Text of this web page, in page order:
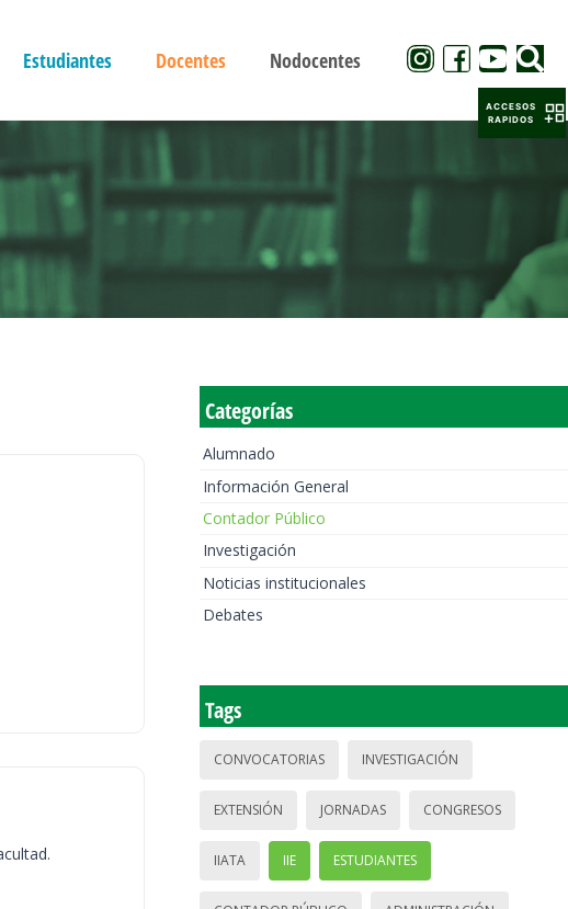
Estudiantes Docentes Nodocentes
Categorías
Alumnado
Información General
Contador Público
Investigación
Noticias institucionales
Debates
Tags
CONVOCATORIAS INVESTIGACIÓN
EXTENSIÓN JORNADAS CONGRESOS
IIATA IIE ESTUDIANTES
ACCESOS
RAPIDOS